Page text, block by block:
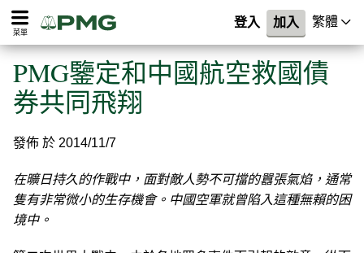
菜單
登入 加入 繁體
PMG鑒定和中國航空救國債
券共同飛翔
發佈 於 2014/11/7
在曠日持久的作戰中，面對敵人勢不可擋的囂張氣焰，通常
隻有非常微小的生存機會。中國空軍就曾陷入這種無賴的困
境中。